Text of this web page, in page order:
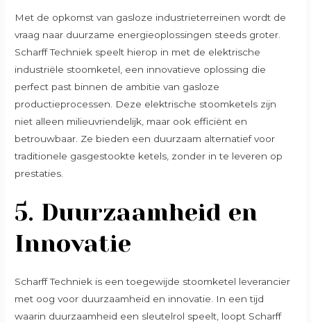
Met de opkomst van gasloze industrieterreinen wordt de
vraag naar duurzame energieoplossingen steeds groter.
Scharff Techniek speelt hierop in met de elektrische
industriële stoomketel, een innovatieve oplossing die
perfect past binnen de ambitie van gasloze
productieprocessen. Deze elektrische stoomketels zijn
niet alleen milieuvriendelijk, maar ook efficiënt en
betrouwbaar. Ze bieden een duurzaam alternatief voor
traditionele gasgestookte ketels, zonder in te leveren op
prestaties.
5. Duurzaamheid en
Innovatie
Scharff Techniek is een toegewijde stoomketel leverancier
met oog voor duurzaamheid en innovatie. In een tijd
waarin duurzaamheid een sleutelrol speelt, loopt Scharff